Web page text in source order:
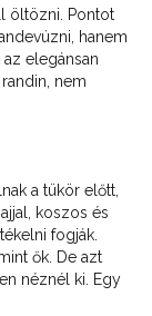
öltözni. Pontot
hanem
elegánsan
nem
a tükör előtt,
koszos és
fogják.
ők. De azt
néznél ki. Egy